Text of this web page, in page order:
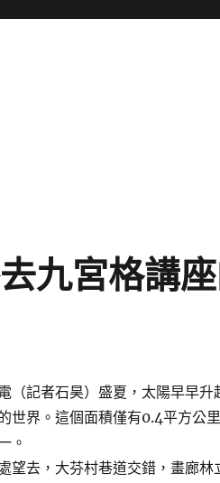
九宮格講
（記者石昊）盛夏，太陽早早
世界。這個面積僅有0.4平方公
。
去，大芬村巷道交錯，畫廊林